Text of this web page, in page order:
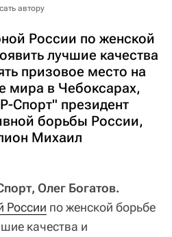
автору
России по женской
лучшие качества
призовое место на
мира в Чебоксарах,
Спорт" президент
борьбы России,
Михаил
Олег Богатов.
России по женской борьбе
качества и